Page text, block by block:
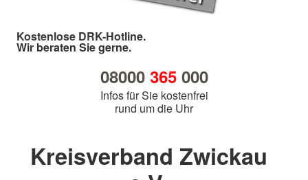
Kostenlose DRK-Hotline.
Wir beraten Sie gerne.
08000 365000
Infos für Sie kostenfrei
rund um die Uhr
Kreisverband Zwickau